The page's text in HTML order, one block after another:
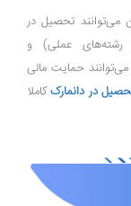
می‌توانند تحصیل در
رشته‌های عملی) و
حمایت مالی
در دانمارککاملا